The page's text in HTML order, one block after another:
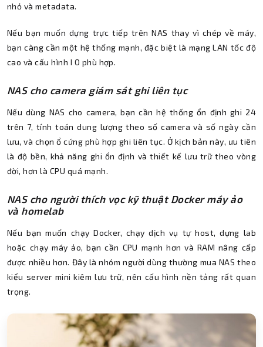
nhỏ và metadata.
Nếu bạn muốn dựng trực tiếp trên NAS thay vì chép về máy,
bạn càng cần một hệ thống mạnh, đặc biệt là mạng LAN tốc độ
cao và cấu hình I O phù hợp.
NAS cho camera giám sát ghi liên tục
Nếu dùng NAS cho camera, bạn cần hệ thống ổn định ghi 24
trên 7, tính toán dung lượng theo số camera và số ngày cần
lưu, và chọn ổ cứng phù hợp ghi liên tục. Ở kịch bản này, ưu tiên
là độ bền, khả năng ghi ổn định và thiết kế lưu trữ theo vòng
đời, hơn là CPU quá mạnh.
NAS cho người thích vọc kỹ thuật Docker máy ảo
và homelab
Nếu bạn muốn chạy Docker, chạy dịch vụ tự host, dựng lab
hoặc chạy máy ảo, bạn cần CPU mạnh hơn và RAM nâng cấp
được nhiều hơn. Đây là nhóm người dùng thường mua NAS theo
kiểu server mini kiêm lưu trữ, nên cấu hình nền tảng rất quan
trọng.